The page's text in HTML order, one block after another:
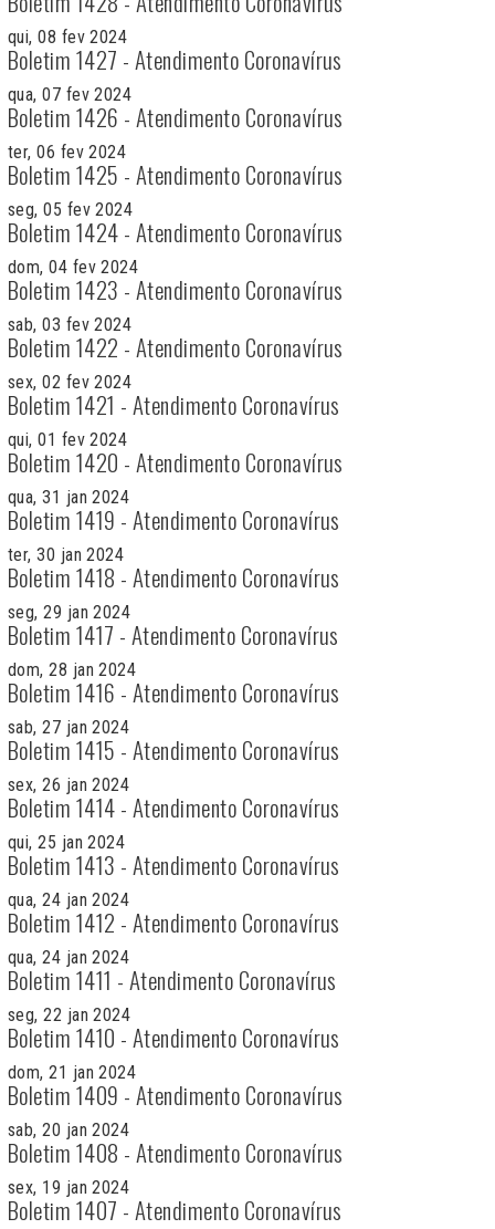
qui, 08 fev 2024
Boletim 1427 - Atendimento Coronavírus
qua, 07 fev 2024
Boletim 1426 - Atendimento Coronavírus
ter, 06 fev 2024
Boletim 1425 - Atendimento Coronavírus
seg, 05 fev 2024
Boletim 1424 - Atendimento Coronavírus
dom, 04 fev 2024
Boletim 1423 - Atendimento Coronavírus
sab, 03 fev 2024
Boletim 1422 - Atendimento Coronavírus
sex, 02 fev 2024
Boletim 1421 - Atendimento Coronavírus
qui, 01 fev 2024
Boletim 1420 - Atendimento Coronavírus
qua, 31 jan 2024
Boletim 1419 - Atendimento Coronavírus
ter, 30 jan 2024
Boletim 1418 - Atendimento Coronavírus
seg, 29 jan 2024
Boletim 1417 - Atendimento Coronavírus
dom, 28 jan 2024
Boletim 1416 - Atendimento Coronavírus
sab, 27 jan 2024
Boletim 1415 - Atendimento Coronavírus
sex, 26 jan 2024
Boletim 1414 - Atendimento Coronavírus
qui, 25 jan 2024
Boletim 1413 - Atendimento Coronavírus
qua, 24 jan 2024
Boletim 1412 - Atendimento Coronavírus
qua, 24 jan 2024
Boletim 1411 - Atendimento Coronavírus
seg, 22 jan 2024
Boletim 1410 - Atendimento Coronavírus
dom, 21 jan 2024
Boletim 1409 - Atendimento Coronavírus
sab, 20 jan 2024
Boletim 1408 - Atendimento Coronavírus
sex, 19 jan 2024
Boletim 1407 - Atendimento Coronavírus